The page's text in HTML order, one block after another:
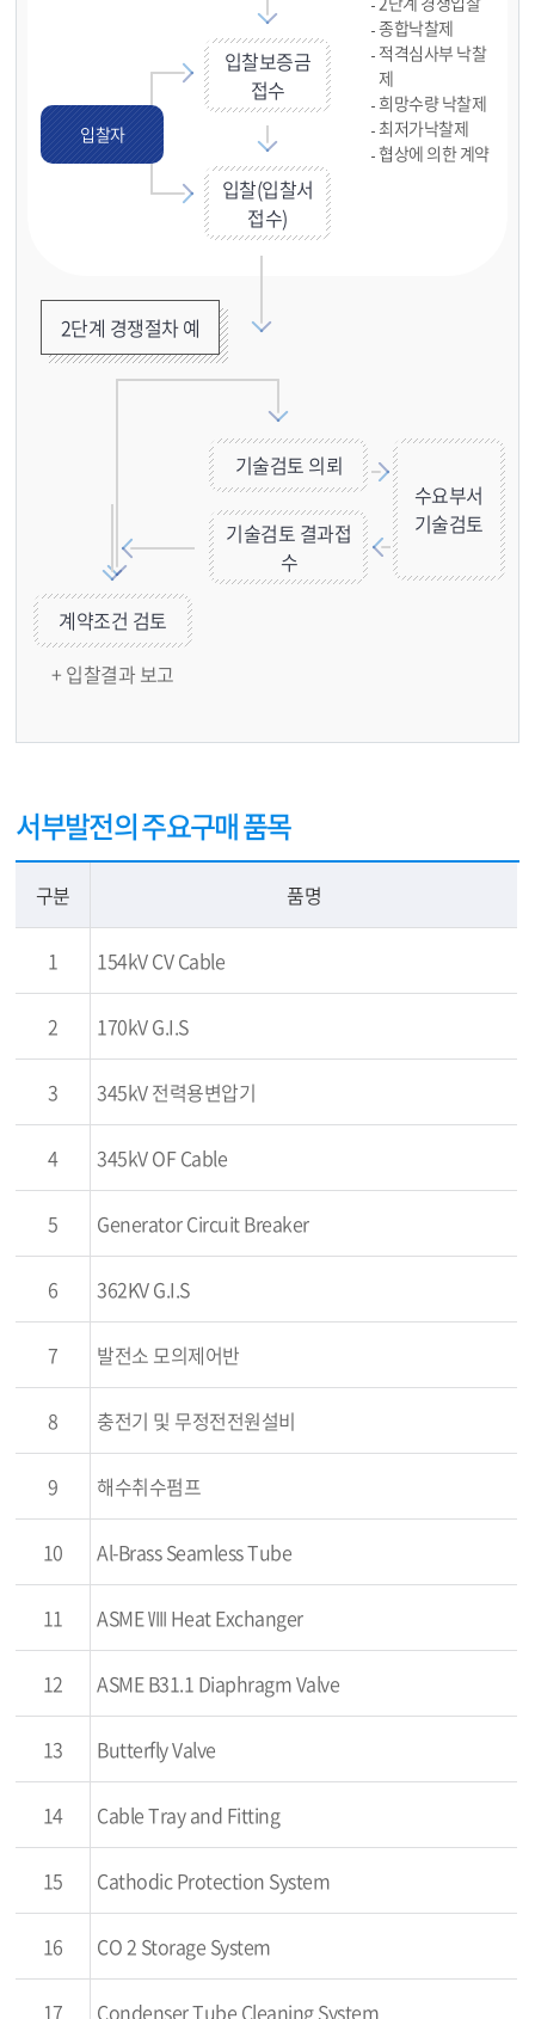
종합낙찰제
적격심사부 낙찰
제
희망수량 낙찰제
최저가낙찰제
협상에 의한 계약
입찰보증금
접수
입찰자
입찰(입찰서
접수)
2단계 경쟁절차 예
계약조건 검토
기술검토 의뢰
수요부서
기술검토
기술검토 결과접
수
계약조건 검토
+ 입찰결과 보고
서부발전의 주요구매 품목
구분 품명
1 154kV CV Cable
2 170kV G.I.S
3 345kV 전력용변압기
4 345kV OF Cable
5 Generator Circuit Breaker
6 362KV G.I.S
7 발전소 모의제어반
8 충전기 및 무정전전원설비
9 해수취수펌프
10 Al-Brass Seamless Tube
11 ASME Ⅷ Heat Exchanger
12 ASME B31.1 Diaphragm Valve
13 Butterfly Valve
14 Cable Tray and Fitting
15 Cathodic Protection System
16 CO 2 Storage System
17 Condenser Tube Cleaning System